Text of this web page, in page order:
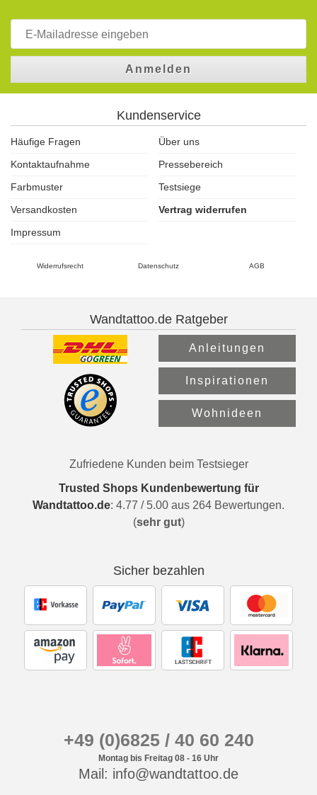
Anmelden
Kundenservice
Häufige Fragen
Über uns
Kontaktaufnahme
Pressebereich
Farbmuster
Testsiege
Versandkosten
Vertrag widerrufen
Impressum
Widerrufsrecht Datenschutz AGB
Wandtattoo.de Ratgeber
Anleitungen
Inspirationen
Wohnideen
Zufriedene Kunden beim Testsieger
Trusted Shops Kundenbewertung für
Wandtattoo.de: 4.77 / 5.00 aus 264 Bewertungen.
(sehr gut)
Sicher bezahlen
+49 (0)6825 / 40 60 240
Montag bis Freitag 08 - 16 Uhr
Mail: info@wandtattoo.de